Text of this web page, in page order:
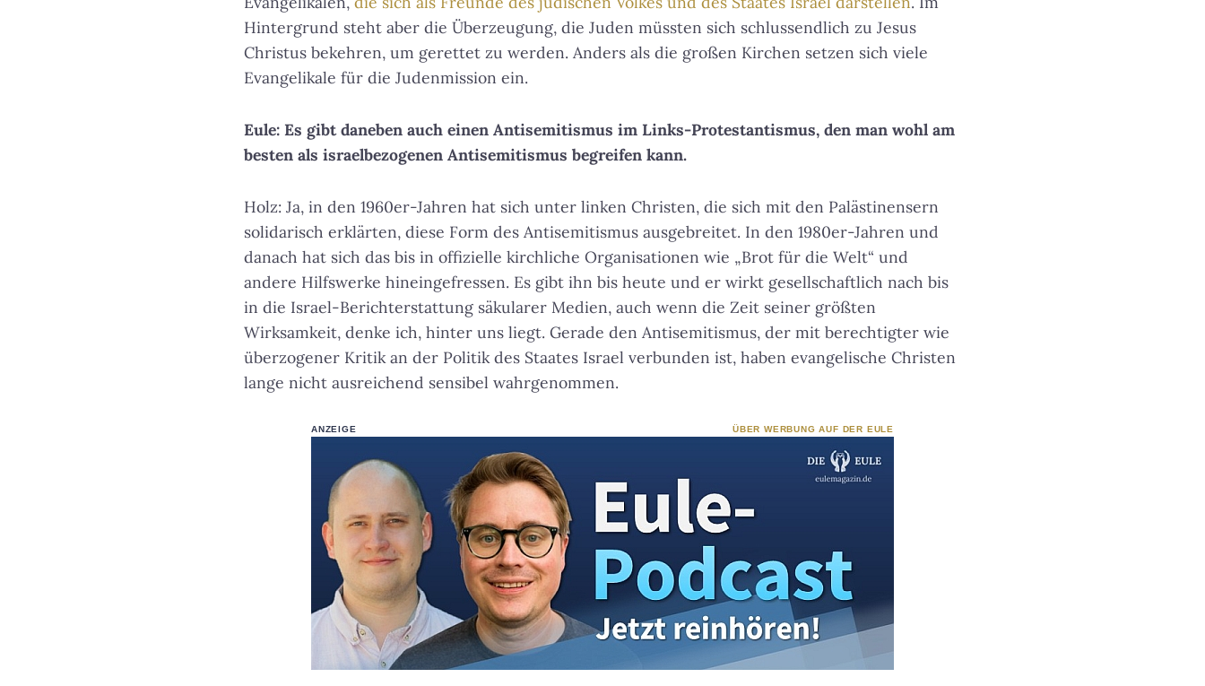
Hintergrund steht aber die Überzeugung, die Juden müssten sich schlussendlich zu Jesus
Christus bekehren, um gerettet zu werden. Anders als die großen Kirchen setzen sich viele
Evangelikale für die Judenmission ein.
Eule: Es gibt daneben auch einen Antisemitismus im Links-Protestantismus, den man wohl am
besten als israelbezogenen Antisemitismus begreifen kann.
Holz: Ja, in den 1960er-Jahren hat sich unter linken Christen, die sich mit den Palästinensern
solidarisch erklärten, diese Form des Antisemitismus ausgebreitet. In den 1980er-Jahren und
danach hat sich das bis in offizielle kirchliche Organisationen wie „Brot für die Welt“ und
andere Hilfswerke hineingefressen. Es gibt ihn bis heute und er wirkt gesellschaftlich nach bis
in die Israel-Berichterstattung säkularer Medien, auch wenn die Zeit seiner größten
Wirksamkeit, denke ich, hinter uns liegt. Gerade den Antisemitismus, der mit berechtigter wie
überzogener Kritik an der Politik des Staates Israel verbunden ist, haben evangelische Christen
lange nicht ausreichend sensibel wahrgenommen.
ANZEIGE ÜBER WERBUNG AUF DER EULE